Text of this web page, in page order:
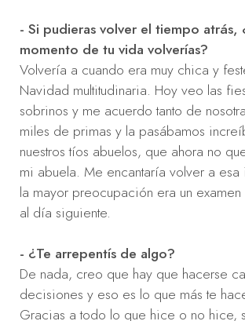
- Si pudieras volver el tiempo atrás,
momento de tu vida volverías?
Volvería a cuando era muy chica y
Navidad multitudinaria. Hoy veo las
sobrinos y me acuerdo tanto de
miles de primas y la pasábamos
nuestros tíos abuelos, que ahora no
mi abuela. Me encantaría volver a
la mayor preocupación era un
al día siguiente.
- ¿Te arrepentís de algo?
De nada, creo que hay que hacerse
decisiones y eso es lo que más te
Gracias a todo lo que hice o no hice,